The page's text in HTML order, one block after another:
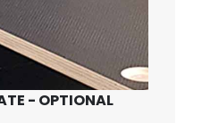
- OPTIONAL